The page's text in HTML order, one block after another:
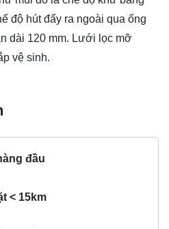
độ hút đẩy ra ngoài qua ống
dài 120 mm. Lưới lọc mỡ
vệ sinh.
đầu
< 15km